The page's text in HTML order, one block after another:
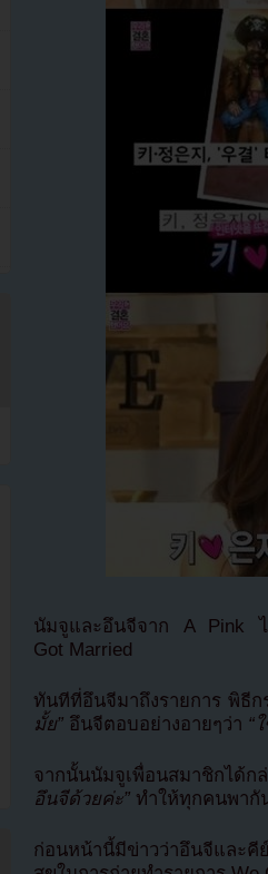
นัมจูและอึนจีจาก A Pink ไ
Got Married
ทันทีที่อึนจีมาถึงรายการ พิธีก
มั้ย” อึนจีตอบอย่างอายๆว่า “
จากนั้นนัมจูเพื่อนสมาชิกได้ก
อึนจีด้วยค่ะ” ทำให้ทุกคนพากั
ก่อนหน้านี้มีข่าวว่าอึนจีและ